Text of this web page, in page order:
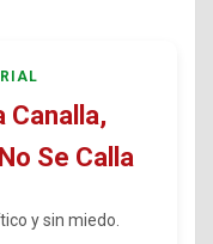
Canalla,
Se Calla
y sin miedo.